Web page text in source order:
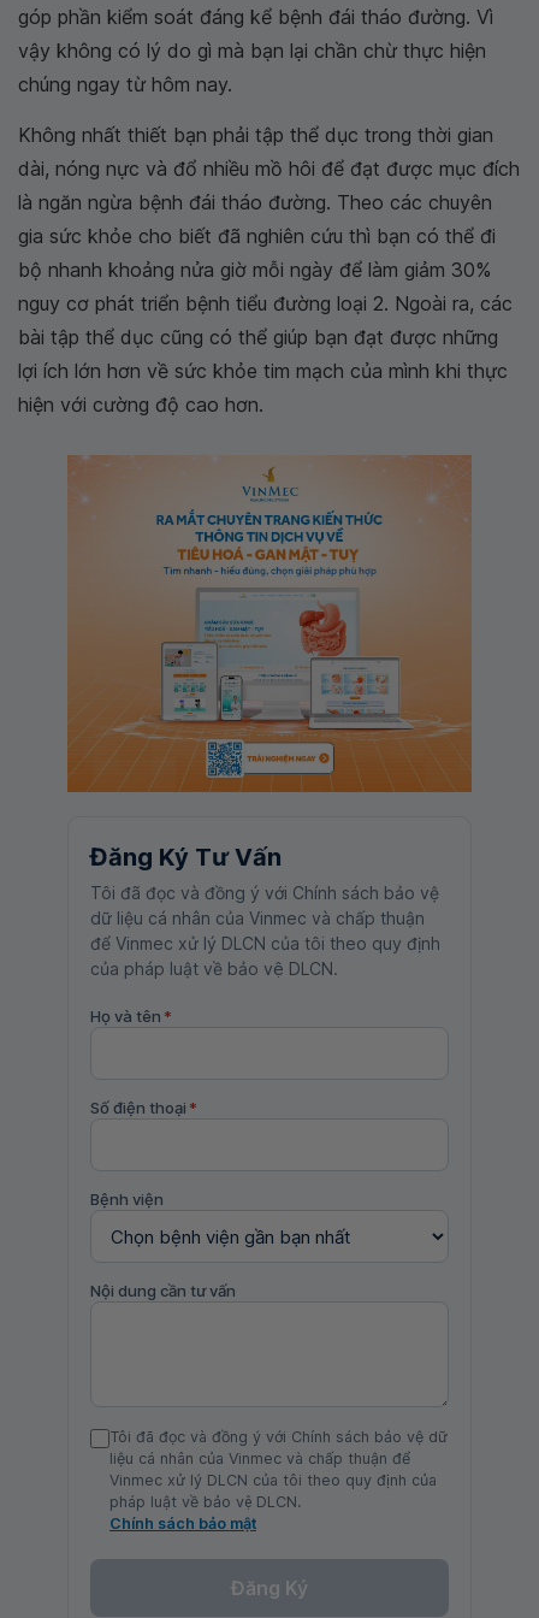
góp phần kiểm soát đáng kể bệnh đái tháo đường. Vì
vậy không có lý do gì mà bạn lại chần chừ thực hiện
chúng ngay từ hôm nay.
Không nhất thiết bạn phải tập thể dục trong thời gian
dài, nóng nực và đổ nhiều mồ hôi để đạt được mục đích
là ngăn ngừa bệnh đái tháo đường. Theo các chuyên
gia sức khỏe cho biết đã nghiên cứu thì bạn có thể đi
bộ nhanh khoảng nửa giờ mỗi ngày để làm giảm 30%
nguy cơ phát triển bệnh tiểu đường loại 2. Ngoài ra, các
bài tập thể dục cũng có thể giúp bạn đạt được những
lợi ích lớn hơn về sức khỏe tim mạch của mình khi thực
hiện với cường độ cao hơn.
Đăng Ký Tư Vấn
Tôi đã đọc và đồng ý với Chính sách bảo vệ
dữ liệu cá nhân của Vinmec và chấp thuận
để Vinmec xử lý DLCN của tôi theo quy định
của pháp luật về bảo vệ DLCN.
Họ và tên *
Số điện thoại *
Bệnh viện
Nội dung cần tư vấn
Tôi đã đọc và đồng ý với Chính sách bảo vệ dữ
liệu cá nhân của Vinmec và chấp thuận để
Vinmec xử lý DLCN của tôi theo quy định của
pháp luật về bảo vệ DLCN.
Chính sách bảo mật
Đăng Ký